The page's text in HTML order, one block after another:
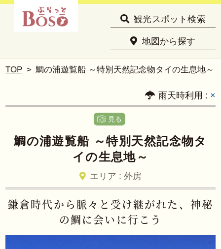
観光スポット検索
地図から探す
TOP 鯛の浦遊覧船 ～特別天然記念物タイの生息地～
雨天時利用 : ×
見る
鯛の浦遊覧船 ～特別天然記念物タ
イの生息地～
エリア : 外房
鎌倉時代から脈々と受け継がれた、神秘
の鯛に会いに行こう